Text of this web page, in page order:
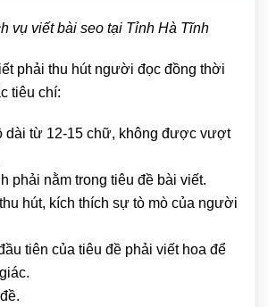
vụ viết bài seo tại Tỉnh Hà Tĩnh
phải thu hút người đọc đồng thời
tiêu chí:
dài từ 12-15 chữ, không được vượt
phải nằm trong tiêu đề bài viết.
hút, kích thích sự tò mò của người
tiên của tiêu đề phải viết hoa để